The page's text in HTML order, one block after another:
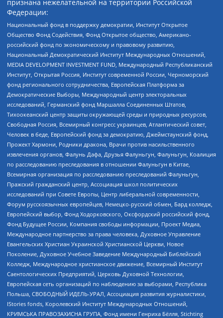
признана нежелательной на территории Российской
Федерации:
Национальный фонд в поддержку демократии, Институт Открытое
Общество Фонд Содействия, Фонд Открытое общество, Американо-
российский фонд по экономическому и правовому развитию,
Национальный Демократический Институт Международных Отношений,
MEDIA DEVELOPMENT INVESTMENT FUND, Международный Республиканский
Институт, Открытая Россия, Институт современной России, Черноморский
фонд регионального сотрудничества, Европейская Платформа за
Демократические Выборы, Международный центр электоральных
исследований, Германский фонд Маршалла Соединенных Штатов,
Тихоокеанский центр защиты окружающей среды и природных ресурсов,
Свободная Россия, Всемирный конгресс украинцев, Атлантический совет,
Человек в беде, Европейский фонд за демократию, Джеймстаунский фонд,
Прожект Хармони, Родники дракона, Врачи против насильственного
извлечения органов, Фалунь Дафа, Друзья Фалуньгун, Фалуньгун, Коалиция
по расследованию преследования в отношении Фалуньгун в Китае,
Всемирная организация по расследованию преследований Фалуньгун,
Пражский гражданский центр, Ассоциация школ политических
исследований при Совете Европы, Центр либеральной современности,
Форум русскоязычных европейцев, Немецко-русский обмен, Бард колледж,
Европейский выбор, Фонд Ходорковского, Оксфордский российский фонд,
Фонд Будущее России, Компания свободы информации, Проект Медиа,
Международное партнерство за права человека, Духовное Управление
Евангельских Христиан Украинской Христианской Церкви, Новое
Поколение, Духовное Учебное Заведение Международный Библейский
Колледж, Международное христианское движение, Всемирный Институт
Саентологических Предприятий, Церковь Духовной Технологии,
Европейская сеть организаций по наблюдению за выборами, Республика
Польша, СВОБОДНЫЙ ИДЕЛЬ-УРАЛ, Ассоциация развития журналистики,
IStories fonds, Королевский Институт Международных Отношений,
КРИМСЬКА ПРАВОЗАХИСНА ГРУПА, Фонд имени Генриха Бёлля, Stichting